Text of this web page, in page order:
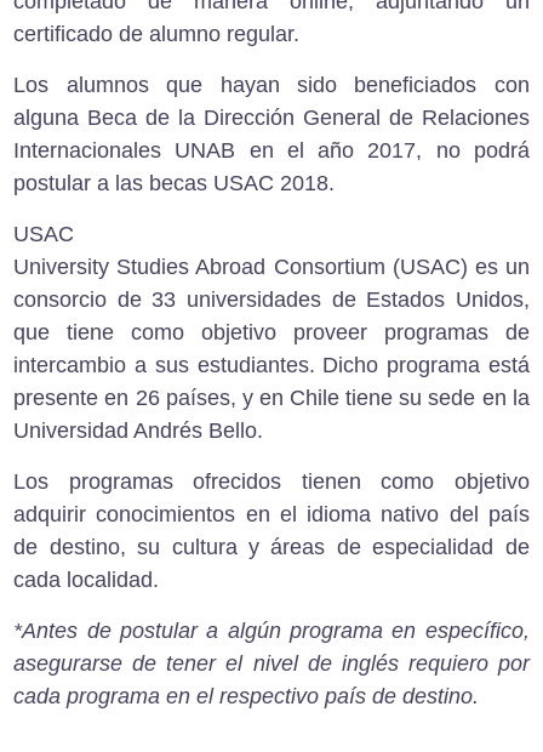
certificado de alumno regular.
Los alumnos que hayan sido beneficiados con
alguna Beca de la Dirección General de Relaciones
Internacionales UNAB en el año 2017, no podrá
postular a las becas USAC 2018.
USAC
University Studies Abroad Consortium (USAC) es un
consorcio de 33 universidades de Estados Unidos,
que tiene como objetivo proveer programas de
intercambio a sus estudiantes. Dicho programa está
presente en 26 países, y en Chile tiene su sede en la
Universidad Andrés Bello.
Los programas ofrecidos tienen como objetivo
adquirir conocimientos en el idioma nativo del país
de destino, su cultura y áreas de especialidad de
cada localidad.
*Antes de postular a algún programa en específico,
asegurarse de tener el nivel de inglés requiero por
cada programa en el respectivo país de destino.